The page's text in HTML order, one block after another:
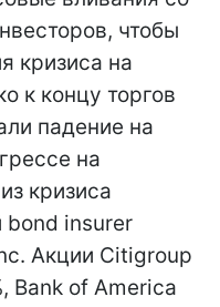
чтобы
кризиса на
к концу торгов
падение на
на
кризиса
bond insurer
Акции Citigroup
Bank of America